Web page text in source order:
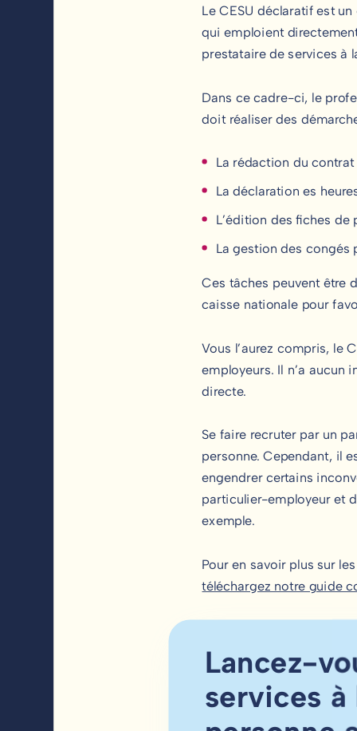
Le CESU déclaratif est
qui emploient
prestataire de services à
Dans ce cadre-ci, le
doit réaliser des
La rédaction du
La déclaration es
L’édition des fiches de
La gestion des congés
Ces tâches peuvent être
caisse nationale pour
Vous l’aurez compris, le
employeurs. Il n’a aucun
directe.
Se faire recruter par un
personne. Cependant, il
engendrer certains
particulier-employeur et
exemple.
Pour en savoir plus sur
téléchargez notre guide
Lancez-
services à